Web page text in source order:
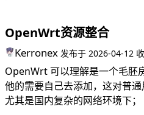
OpenWrt资源整合
Kerronex 发布于 2026-04-12
OpenWrt 可以理解是一个毛胚
他的需要自己去添加，这对普通
尤其是国内复杂的网络环境下；